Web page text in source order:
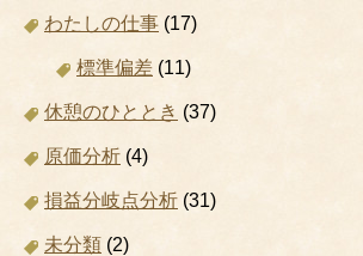
わたしの仕事 (17)
標準偏差 (11)
休憩のひととき (37)
原価分析 (4)
損益分岐点分析 (31)
未分類 (2)